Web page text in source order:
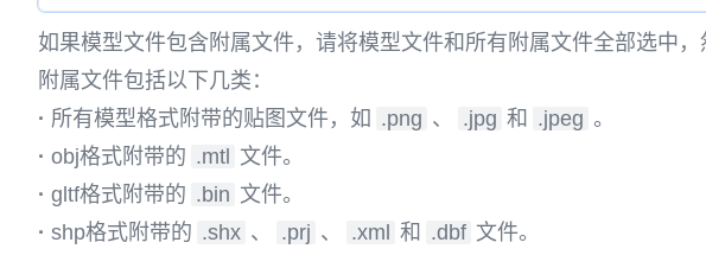
如果模型文件包含附属文件，请将模型文件和所有附属文件全部选中，
附属文件包括以下几类：
· 所有模型格式附带的贴图文件，如 .png 、 .jpg 和 .jpeg 。
· obj格式附带的 .mtl
文件。
· gltf格式附带的 .bin 文件。
· shp格式附带的 .shx 、 .prj 、 .xml 和 .dbf 文件。